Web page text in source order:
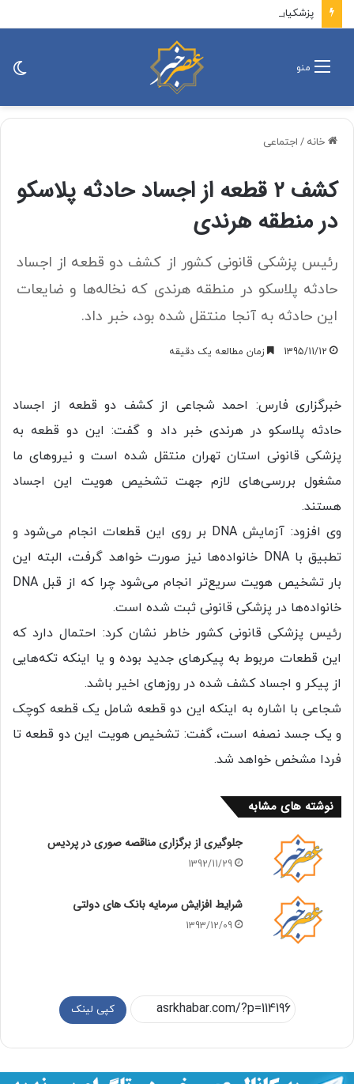
منو
خانه / اجتماعی
کشف ۲ قطعه از اجساد حادثه پلاسکو
در منطقه هرندی
رئیس پزشکی قانونی کشور از کشف دو قطعه از اجساد
حادثه پلاسکو در منطقه هرندی که نخاله‌ها و ضایعات
این حادثه به آنجا منتقل شده بود، خبر داد.
1395/11/12 زمان مطالعه یک دقیقه
خبرگزاری فارس: احمد شجاعی از کشف دو قطعه از اجساد
حادثه پلاسکو در هرندی خبر داد و گفت: این دو قطعه به
پزشکی قانونی استان تهران منتقل شده است و نیروهای ما
مشغول بررسی‌های لازم جهت تشخیص هویت این اجساد
هستند.
وی افزود: آزمایش DNA بر روی این قطعات انجام می‌شود و
تطبیق با DNA خانواده‌ها نیز صورت خواهد گرفت، البته این
بار تشخیص هویت سریع‌تر انجام می‌شود چرا که از قبل DNA
خانواده‌ها در پزشکی قانونی ثبت شده است.
رئیس پزشکی قانونی کشور خاطر نشان کرد: احتمال دارد که
این قطعات مربوط به پیکرهای جدید بوده و یا اینکه تکه‌هایی
از پیکر و اجساد کشف شده در روزهای اخیر باشد.
شجاعی با اشاره به اینکه این دو قطعه شامل یک قطعه کوچک
و یک جسد نصفه است، گفت: تشخیص هویت این دو قطعه تا
فردا مشخص خواهد شد.
نوشته های مشابه
جلوگیری از برگزاری مناقصه صوری در پردیس
1392/11/29
شرایط افزایش سرمایه بانک های دولتی
1393/12/09
کپی لینک